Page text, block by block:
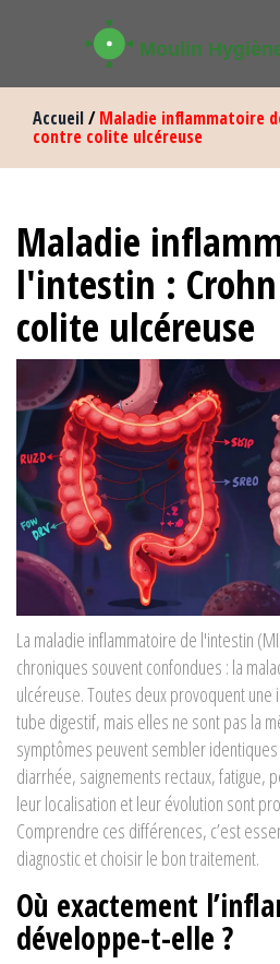
Accueil/Maladie inflammatoire
contre colite ulcéreuse
Maladie
l'intestin :
colite ulcéreuse
La maladie inflammatoire de l'intestin
chroniques souvent confondues : la
ulcéreuse. Toutes deux provoquent
tube digestif, mais elles ne sont pas la
symptômes peuvent sembler
diarrhée, saignements rectaux, fatigue,
leur localisation et leur évolution sont
Comprendre ces différences, c’est
diagnostic et choisir le bon traitement.
Où exactement
développe-t-elle ?